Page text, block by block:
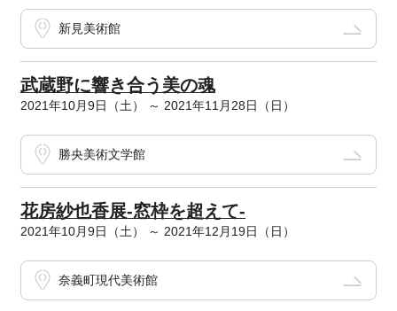
新見美術館
武蔵野に響き合う美の魂
2021年10月9日（土） ～ 2021年11月28日（日）
勝央美術文学館
花房紗也香展-窓枠を超えて-
2021年10月9日（土） ～ 2021年12月19日（日）
奈義町現代美術館